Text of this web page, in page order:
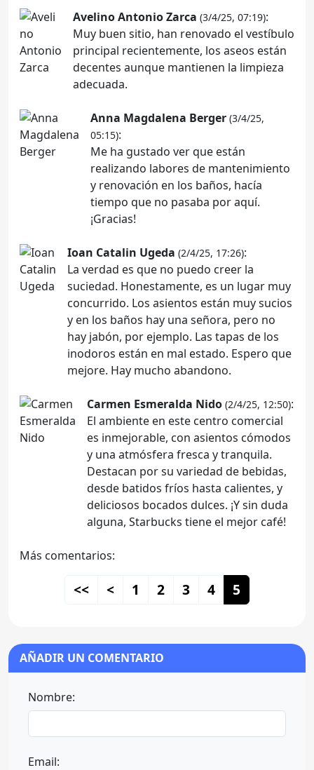
Avelino Antonio Zarca (3/4/25, 07:19):
Muy buen sitio, han renovado el vestíbulo
principal recientemente, los aseos están
decentes aunque mantienen la limpieza
adecuada.
Anna Magdalena Berger (3/4/25,
05:15):
Me ha gustado ver que están
realizando labores de mantenimiento
y renovación en los baños, hacía
tiempo que no pasaba por aquí.
¡Gracias!
Ioan Catalin Ugeda (2/4/25, 17:26):
La verdad es que no puedo creer la
suciedad. Honestamente, es un lugar muy
concurrido. Los asientos están muy sucios
y en los baños hay una señora, pero no
hay jabón, por ejemplo. Las tapas de los
inodoros están en mal estado. Espero que
mejore. Hay mucho abandono.
Carmen Esmeralda Nido (2/4/25, 12:50):
El ambiente en este centro comercial
es inmejorable, con asientos cómodos
y una atmósfera fresca y tranquila.
Destacan por su variedad de bebidas,
desde batidos fríos hasta calientes, y
deliciosos bocados dulces. ¡Y sin duda
alguna, Starbucks tiene el mejor café!
Más comentarios:
<< < 1 2 3 4 5
AÑADIR UN COMENTARIO
Nombre:
Email: